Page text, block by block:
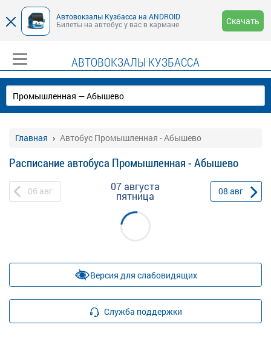
Автовокзалы Кузбасса на ANDROID
Билеты на автобус у вас в кармане
Скачать
АВТОВОКЗАЛЫ КУЗБАССА
Главная Автобус Промышленная - Абышево
Расписание автобуса Промышленная - Абышево
06 авг 07 августа
пятница 08 авг
Версия для слабовидящих
Служба поддержки